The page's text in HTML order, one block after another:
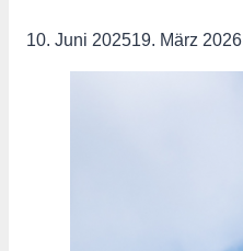
10. Juni 202519. März 2026